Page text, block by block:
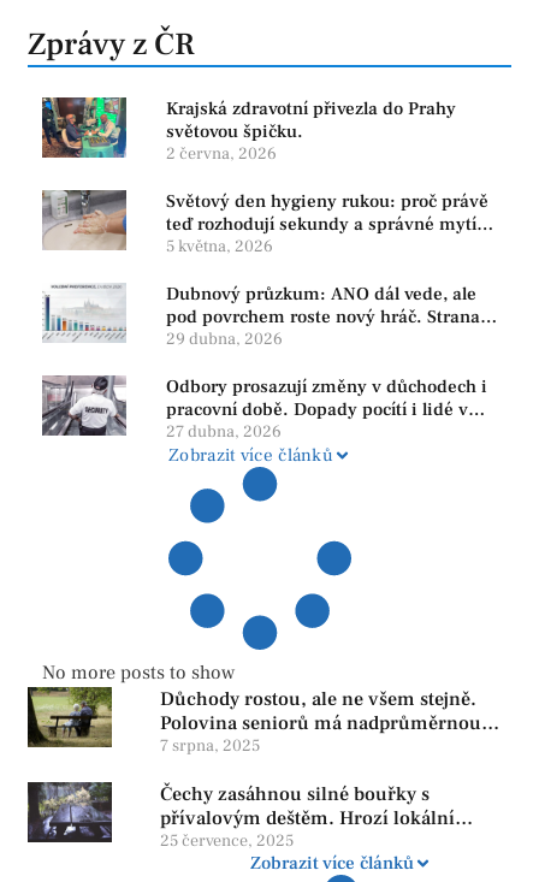
Zprávy z ČR
Krajská zdravotní přivezla do Prahy
světovou špičku.
2 června, 2026
Světový den hygieny rukou: proč právě
teď rozhodují sekundy a správné mytí
rukou
5 května, 2026
Dubnový průzkum: ANO dál vede, ale
pod povrchem roste nový hráč. Strana
PRO se drží nejvýš mezi menšími
29 dubna, 2026
Odbory prosazují změny v důchodech i
pracovní době. Dopady pocítí i lidé v
našem regionu
27 dubna, 2026
Zobrazit více článků
No more posts to show
Důchody rostou, ale ne všem stejně.
Polovina seniorů má nadprůměrnou
penzi, tisíce však žijí pod hranicí
reformy
7 srpna, 2025
Čechy zasáhnou silné bouřky s
přívalovým deštěm. Hrozí lokální
zatopení
25 července, 2025
Zobrazit více článků